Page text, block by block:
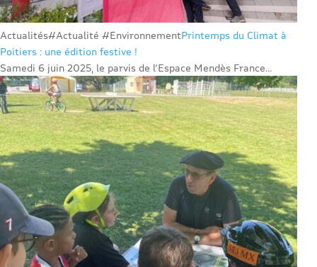
Actualités#Actualité #EnvironnementPrintemps du Climat à
Poitiers : une édition festive !
Samedi 6 juin 2025, le parvis de l’Espace Mendès France...